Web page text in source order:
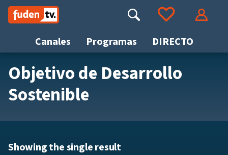
Saltar
contenido
Canales Programas DIRECTO
Buscar Ir a tus favoritos
Objetivo de Desarrollo
Sostenible
Showing the single result